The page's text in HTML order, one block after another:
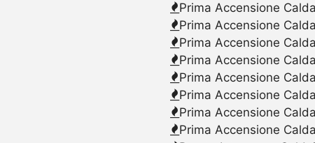
Prima Accensione
Prima Accensione
Prima Accensione
Prima Accensione
Prima Accensione
Prima Accensione
Prima Accensione
Prima Accensione